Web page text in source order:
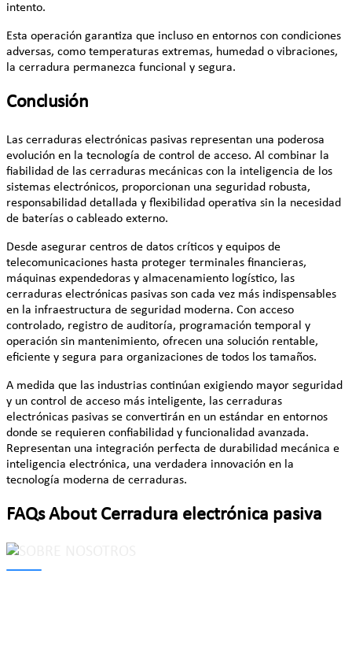
intento.
Esta operación garantiza que incluso en entornos con condiciones
adversas, como temperaturas extremas, humedad o vibraciones,
la cerradura permanezca funcional y segura.
Conclusión
Las cerraduras electrónicas pasivas representan una poderosa
evolución en la tecnología de control de acceso. Al combinar la
fiabilidad de las cerraduras mecánicas con la inteligencia de los
sistemas electrónicos, proporcionan una seguridad robusta,
responsabilidad detallada y flexibilidad operativa sin la necesidad
de baterías o cableado externo.
Desde asegurar centros de datos críticos y equipos de
telecomunicaciones hasta proteger terminales financieras,
máquinas expendedoras y almacenamiento logístico, las
cerraduras electrónicas pasivas son cada vez más indispensables
en la infraestructura de seguridad moderna. Con acceso
controlado, registro de auditoría, programación temporal y
operación sin mantenimiento, ofrecen una solución rentable,
eficiente y segura para organizaciones de todos los tamaños.
A medida que las industrias continúan exigiendo mayor seguridad
y un control de acceso más inteligente, las cerraduras
electrónicas pasivas se convertirán en un estándar en entornos
donde se requieren confiabilidad y funcionalidad avanzada.
Representan una integración perfecta de durabilidad mecánica e
inteligencia electrónica, una verdadera innovación en la
tecnología moderna de cerraduras.
FAQs About Cerradura electrónica pasiva